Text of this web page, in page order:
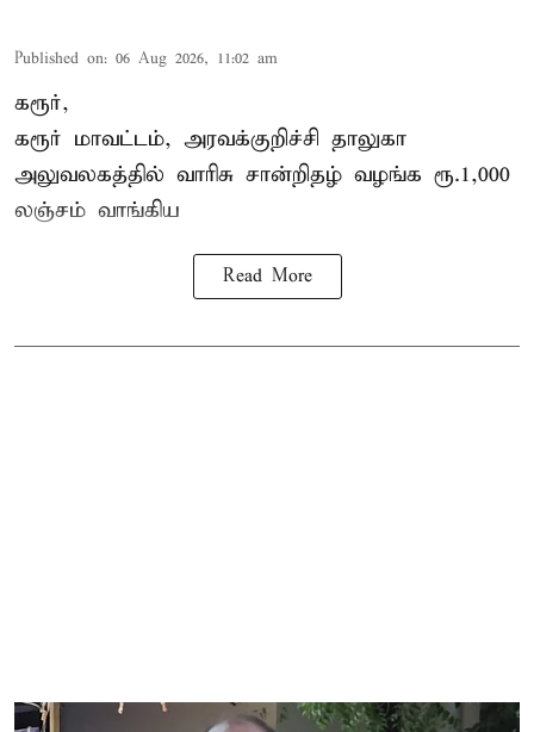
Published on: 06 Aug 2026, 11:02 am
கரூர்,
கரூர் மாவட்டம், அரவக்குறிச்சி தாலுகா
அலுவலகத்தில் வாரிசு சான்றிதழ் வழங்க ரூ.1,000
லஞ்சம் வாங்கிய
Read More